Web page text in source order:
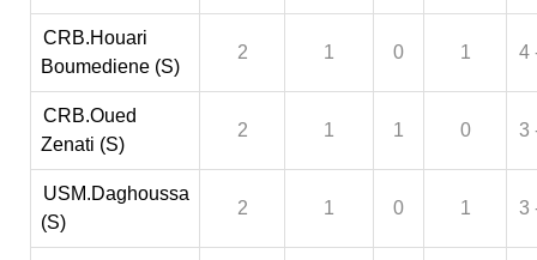
CRB.Houari
Boumediene (S)
2 1 0 1 4
CRB.Oued
Zenati (S)
2 1 1 0 3
USM.Daghoussa
(S)
2 1 0 1 3